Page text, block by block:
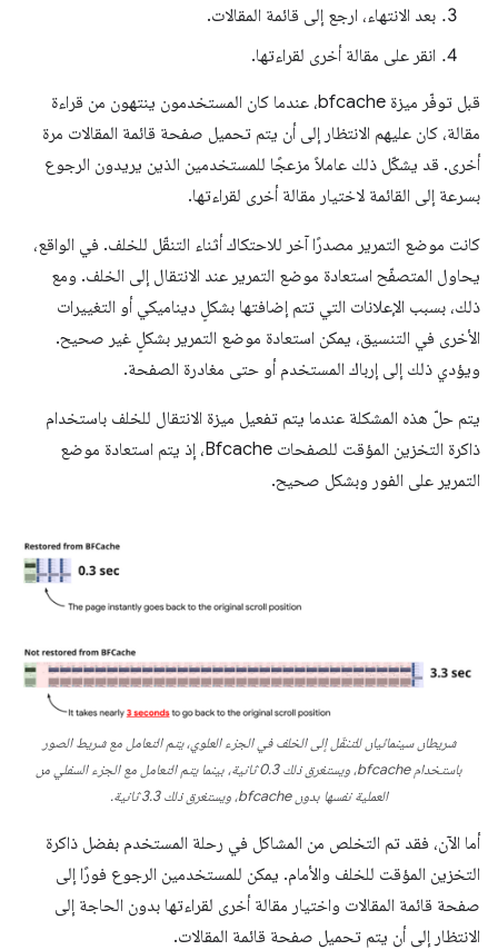
بعد الانتهاء، ارجع إلى قائمة المقالات.
انقر على مقالة أخرى لقراءتها.
قبل توفّر ميزة bfcache، عندما كان المستخدمون ينتهون من قراءة
مقالة، كان عليهم الانتظار إلى أن يتم تحميل صفحة قائمة المقالات مرة
أخرى. قد يشكّل ذلك عاملاً مزعجًا للمستخدمين الذين يريدون الرجوع
بسرعة إلى القائمة لاختيار مقالة أخرى لقراءتها.
كانت موضع التمرير مصدرًا آخر للاحتكاك أثناء التنقّل للخلف. في الواقع،
يحاول المتصفّح استعادة موضع التمرير عند الانتقال إلى الخلف. ومع
ذلك، بسبب الإعلانات التي تتم إضافتها بشكلٍ ديناميكي أو التغييرات
الأخرى في التنسيق، يمكن استعادة موضع التمرير بشكلٍ غير صحيح.
ويؤدي ذلك إلى إرباك المستخدم أو حتى مغادرة الصفحة.
يتم حلّ هذه المشكلة عندما يتم تفعيل ميزة الانتقال للخلف باستخدام
ذاكرة التخزين المؤقت للصفحات Bfcache، إذ يتم استعادة موضع
التمرير على الفور وبشكل صحيح.
شريطان سينمائيان للتنقّل إلى الخلف في الجزء العلوي، يتم التعامل مع شريط الصور
باستخدام bfcache، ويستغرق ذلك 0.3 ثانية، بينما يتم التعامل مع الجزء السفلي من
العملية نفسها بدون bfcache، ويستغرق ذلك 3.3 ثانية.
أما الآن، فقد تم التخلص من المشاكل في رحلة المستخدم بفضل ذاكرة
التخزين المؤقت للخلف والأمام. يمكن للمستخدمين الرجوع فورًا إلى
صفحة قائمة المقالات واختيار مقالة أخرى لقراءتها بدون الحاجة إلى
الانتظار إلى أن يتم تحميل صفحة قائمة المقالات.